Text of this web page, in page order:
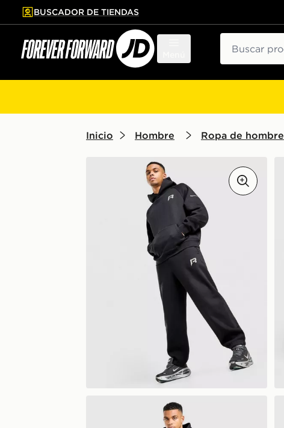
contenido principal
pie de página
BUSCADOR DE TIENDAS
Inicio Hombre Ropa de hombre